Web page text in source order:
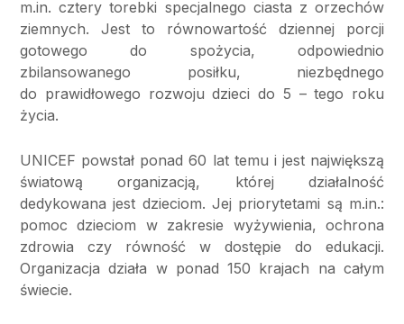
m.in. cztery torebki specjalnego ciasta z orzechów
ziemnych. Jest to równowartość dziennej porcji
gotowego do spożycia, odpowiednio
zbilansowanego posiłku, niezbędnego
do prawidłowego rozwoju dzieci do 5 – tego roku
życia.
UNICEF powstał ponad 60 lat temu i jest największą
światową organizacją, której działalność
dedykowana jest dzieciom. Jej priorytetami są m.in.:
pomoc dzieciom w zakresie wyżywienia, ochrona
zdrowia czy równość w dostępie do edukacji.
Organizacja działa w ponad 150 krajach na całym
świecie.